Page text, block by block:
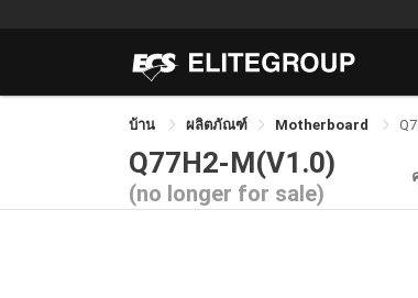
บ้าน ผลิตภัณฑ์ Motherboard
Q77H2-M(V1.0)
(no longer for sale)